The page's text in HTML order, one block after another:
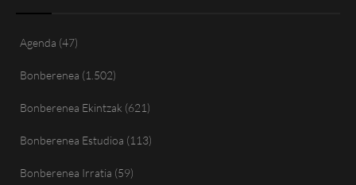
Agenda (47)
Bonberenea (1.502)
Bonberenea Ekintzak (621)
Bonberenea Estudioa (113)
Bonberenea Irratia (59)